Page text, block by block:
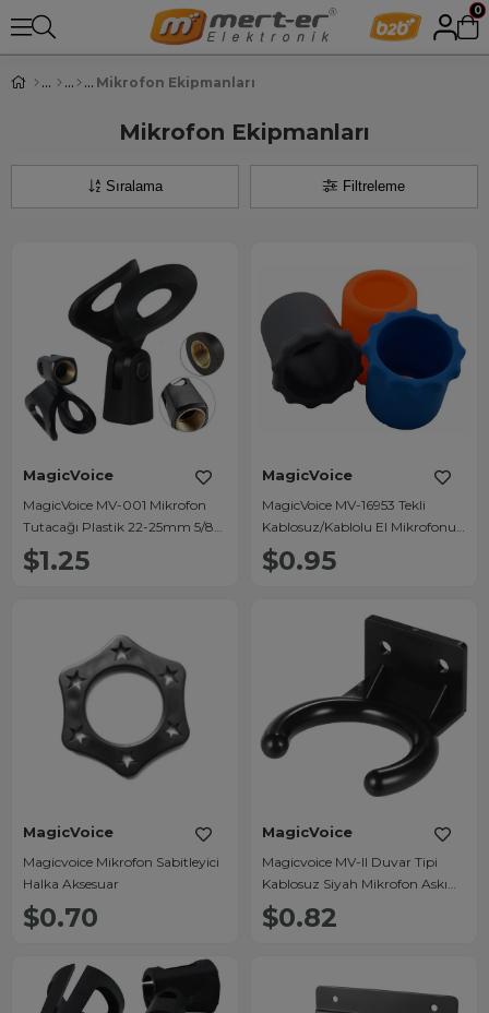
0
Mikrofon Ekipmanları
Mikrofon Ekipmanları
Filtreleme
Sıralama
MagicVoice
MagicVoice MV-001 Mikrofon
Tutacağı Plastik 22-25mm 5/8-
27"
$1.25
MagicVoice
MagicVoice MV-16953 Tekli
Kablosuz/Kablolu El Mikrofonu
Alt Koruma Silikonu (Kuyruk
Aparatı)
$0.95
MagicVoice
Magicvoice Mikrofon Sabitleyici
Halka Aksesuar
$0.70
MagicVoice
Magicvoice MV-II Duvar Tipi
Kablosuz Siyah Mikrofon Askı
Aparatı Tutucu
$0.82